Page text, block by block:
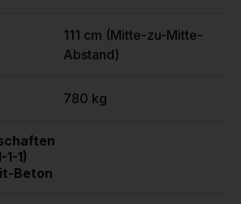
111 cm (Mitte-zu-Mitte-
Abstand)
780 kg
1)
Beton